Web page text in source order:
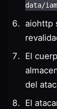
data/
aiohttp
El
del
El